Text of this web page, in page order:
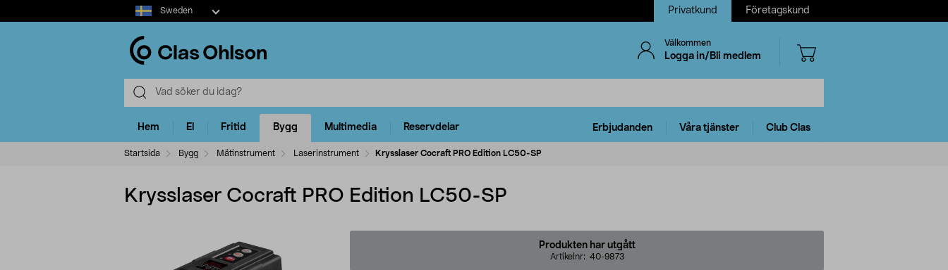
Select
market
Sweden Privatkund Företagskund
Välkommen
Logga in/Bli medlem
Hem El Fritid Bygg Multimedia Reservdelar Erbjudanden Våra tjänster Club Clas
Startsida Bygg Mätinstrument Laserinstrument Krysslaser Cocraft PRO Edition LC50-SP
Krysslaser Cocraft PRO Edition LC50-SP
Produkten har utgått
Artikelnr: 40-9873